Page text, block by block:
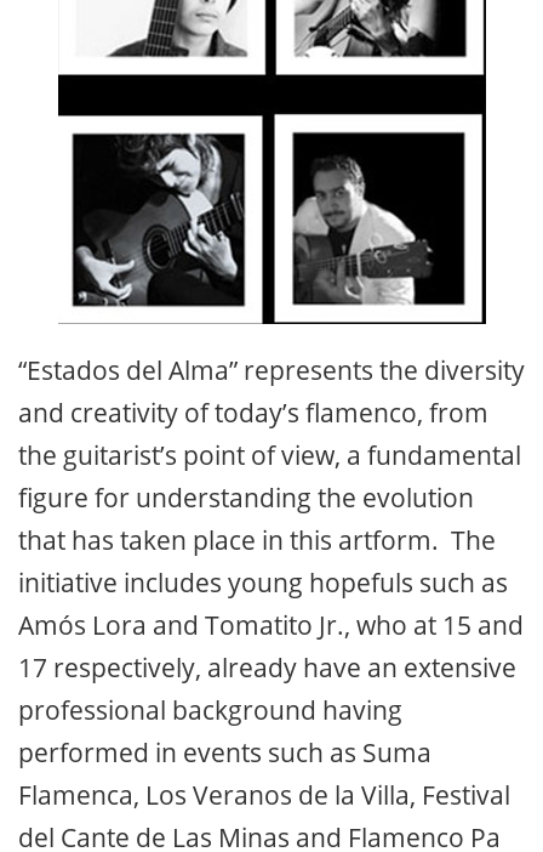
“Estados del Alma” represents the diversity
and creativity of today’s flamenco, from
the guitarist’s point of view, a fundamental
figure for understanding the evolution
that has taken place in this artform. The
initiative includes young hopefuls such as
Amós Lora and Tomatito Jr., who at 15 and
17 respectively, already have an extensive
professional background having
performed in events such as Suma
Flamenca, Los Veranos de la Villa, Festival
del Cante de Las Minas and Flamenco Pa